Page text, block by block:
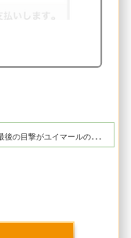
橿
原在住ですが丹生谷に預けてたところ逃げました。最後の目撃がユイマールの前です。どんな些細なことでも結構ですので、情報お待ちしてます。保護していただいた方には謝礼もお支払いします。よろしくお願いします。